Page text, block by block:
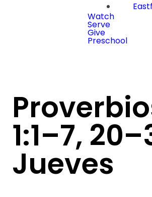
Watch
Serve
Give
Preschool
1:1–7,
Jueves